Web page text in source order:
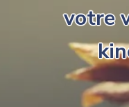
votre